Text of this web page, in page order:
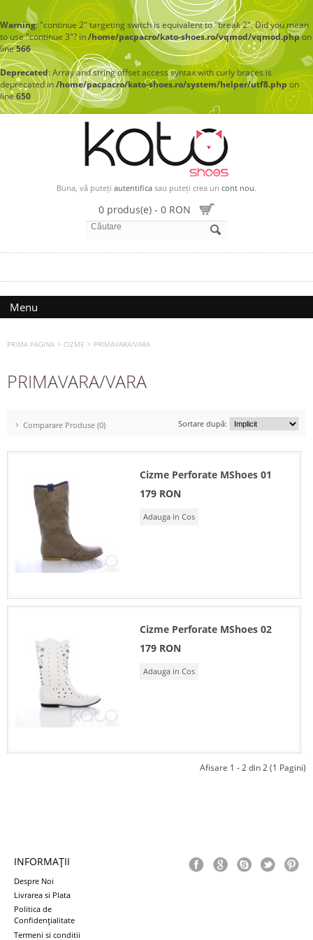
Warning: "continue 2" targeting switch is equivalent to "break 2". Did you mean
to use "continue 3"? in/home/pacpacro/kato-shoes.ro/vqmod/vqmod.phpon
line566
Deprecated: Array and string offset access syntax with curly braces is
deprecated in/home/pacpacro/kato-shoes.ro/system/helper/utf8.phpon
line650
Buna, vă puteți autentifica sau puteți crea un cont nou.
0 produs(e) - 0 RON
Menu
PRIMA PAGINA > CIZME > PRIMAVARA/VARA
PRIMAVARA/VARA
Comparare Produse (0) Sortare după:
Cizme Perforate MShoes 01
179 RON
Adauga in Cos
Cizme Perforate MShoes 02
179 RON
Adauga in Cos
Afisare 1 - 2 din 2 (1 Pagini)
INFORMAŢII
Despre Noi
Livrarea si Plata
Politica de
Confidenţialitate
Termeni si conditii